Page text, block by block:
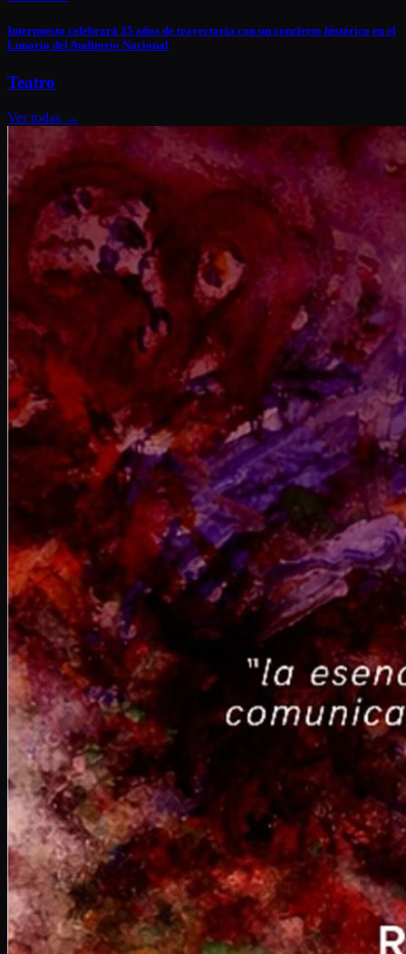
Interpuesto celebrará 35 años de trayectoria con un concierto histórico en el
Lunario del Auditorio Nacional
Teatro
Ver todas →